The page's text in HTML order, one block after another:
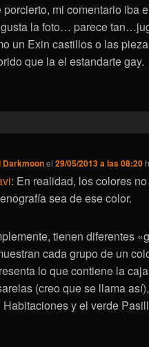
porcierto, mi comentario iba
la foto… parece
un Exin castillos o las
que la el estandarte gay.
Darkmoonel29/05/2013 a las 08:20
: En realidad, los colores
sea de ese color.
tienen diferentes
cada grupo de un
lo que contiene la
(creo que se llama
Habitaciones y el verde